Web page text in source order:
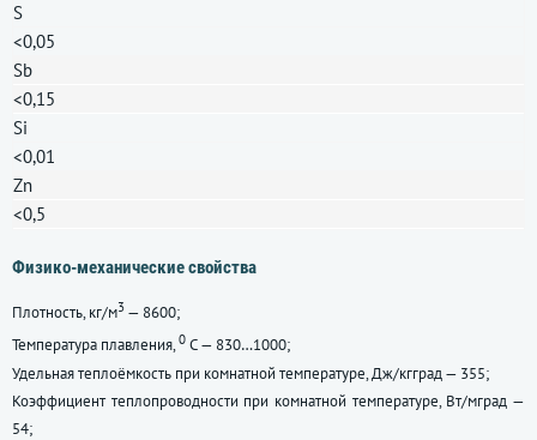
S
<0,05
Sb
<0,15
Si
<0,01
Zn
<0,5
Физико-механические свойства
Плотность, кг/м3 — 8600;
Температура плавления,0 С — 830…1000;
Удельная теплоёмкость при комнатной температуре, Дж/кгград — 355;
Коэффициент теплопроводности при комнатной температуре, Вт/мград —
54;